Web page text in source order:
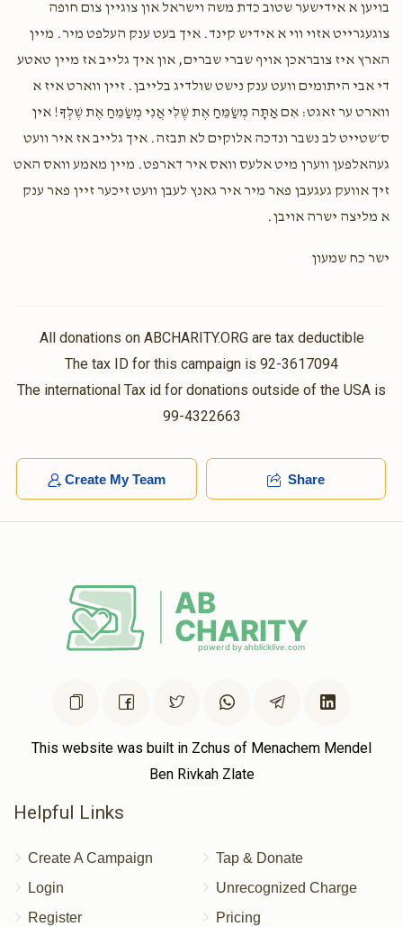
בויען א אידישער שטוב כדת משה וישראל און צוגיין צום חופה
צוגעגרייט אזוי ווי א אידיש קינד. איך בעט ענק העלפט מיר. מיין
הארץ איז צובראכן אויף שברי שברים, און איך גלייב אז מיין טאטע
די אבי היתומים וועט ענק נישט שולדיג בלייבן. זיין ווארט איז א
ווארט ער זאגט: אִם אַתָּה מְשַׂמֵּחַ אֶת שֶׁלִּי אֲנִי מְשַׂמֵּחַ אֶת שֶׁלְּךָ! אין
ס׳שטייט לב נשבר ונדכה אלוקים לא תבזה. איך גלייב אז איר וועט
געהאלפען ווערן מיט אלעס וואס איר דארפט. מיין מאמע וואס האט
זיך אוועק געגעבן פאר מיר איר גאנץ לעבן וועט זיכער זיין פאר ענק
א מליצה ישרה אויבן.
ישר כח שמעון
All donations on ABCHARITY.ORG are tax deductible
The tax ID for this campaign is 92-3617094
The international Tax id for donations outside of the USA is
99-4322663
Create My Team Share
This website was built in Zchus of Menachem Mendel
Ben Rivkah Zlate
Helpful Links
Create A Campaign
Login
Register
Tap & Donate
Unrecognized Charge
Pricing